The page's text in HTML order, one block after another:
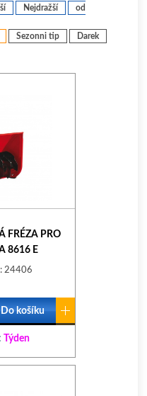
Sezonni tip Darek
Nejdražší
od
FRÉZA PRO
8616 E
24406
Do košíku
Týden